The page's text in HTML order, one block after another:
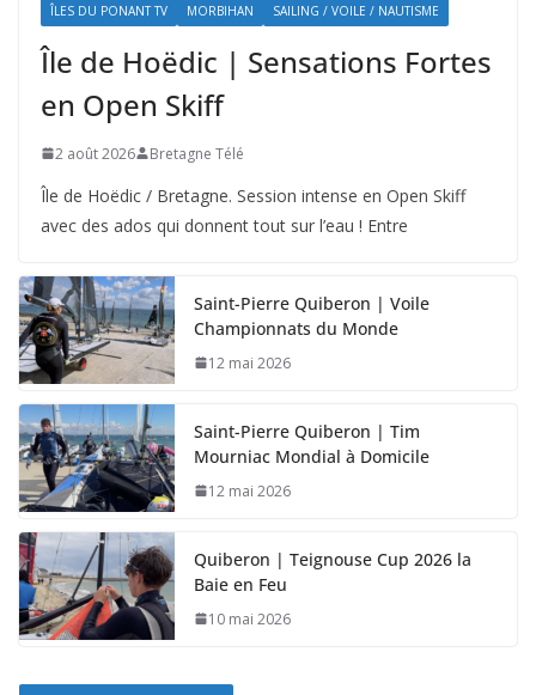
ÎLES DU PONANT TV MORBIHAN SAILING / VOILE / NAUTISME
Île de Hoëdic | Sensations Fortes
en Open Skiff
2 août 2026 Bretagne Télé
Île de Hoëdic / Bretagne. Session intense en Open Skiff
avec des ados qui donnent tout sur l’eau ! Entre
Saint-Pierre Quiberon | Voile
Championnats du Monde
12 mai 2026
Saint-Pierre Quiberon | Tim
Mourniac Mondial à Domicile
12 mai 2026
Quiberon | Teignouse Cup 2026 la
Baie en Feu
10 mai 2026